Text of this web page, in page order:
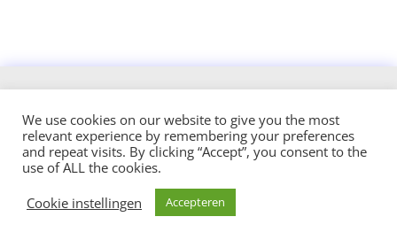
Design and hosted by:
We use cookies on our website to give you the most
relevant experience by remembering your preferences
and repeat visits. By clicking “Accept”, you consent to the
use of ALL the cookies.
Cookie instellingen
Accepteren